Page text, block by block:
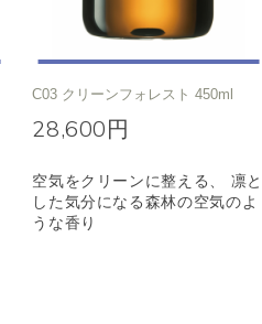
C03 クリーンフォレスト 450ml
28,600円
空気をクリーンに整える、 凛と
した気分になる森林の空気のよ
うな香り